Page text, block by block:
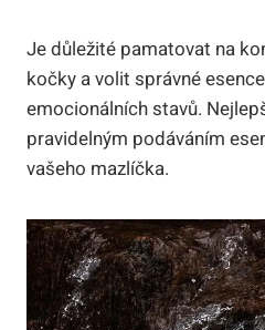
Je důležité pamatovat na
kočky a volit správné
emocionálních stavů.
pravidelným podáváním
vašeho mazlíčka.